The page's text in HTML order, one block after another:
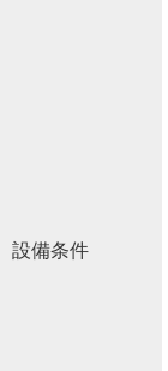
設備条件